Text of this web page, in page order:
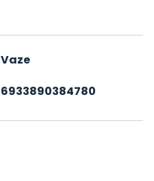
Vaze
6933890384780